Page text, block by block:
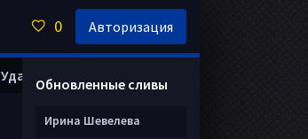
Удалить анкету
Обновленные сливы
Ирина Шевелева
0 Авторизация